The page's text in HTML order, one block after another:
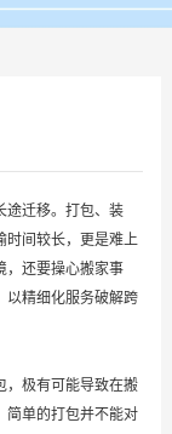
途迁移。打包、装
时间较长，更是难上
，还要操心搬家事
以精细化服务破解跨
，极有可能导致在搬
简单的打包并不能对